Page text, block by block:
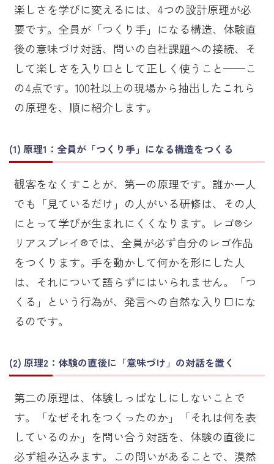
楽しさを学びに変えるには、4つの設計原理が必
要です。全員が「つくり手」になる構造、体験直
後の意味づけ対話、問いの自社課題への接続、そ
して楽しさを入り口として正しく使うこと——こ
の4点です。100社以上の現場から抽出したこれら
の原理を、順に紹介します。
原理1：全員が「つくり手」になる構造をつくる
観客をなくすことが、第一の原理です。誰か一人
でも「見ているだけ」の人がいる研修は、その人
にとって学びが生まれにくくなります。レゴ®シ
リアスプレイ®では、全員が必ず自分のレゴ作品
をつくります。手を動かして何かを形にした人
は、それについて語らずにはいられません。「つ
くる」という行為が、発言への自然な入り口にな
るのです。
原理2：体験の直後に「意味づけ」の対話を置く
第二の原理は、体験しっぱなしにしないことで
す。「なぜそれをつくったのか」「それは何を表
しているのか」を問い合う対話を、体験の直後に
必ず組み込みます。この問いがあることで、漠然